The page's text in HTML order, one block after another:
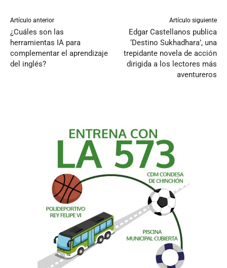
Artículo anterior
¿Cuáles son las
herramientas IA para
complementar el aprendizaje
del inglés?
Artículo siguiente
Edgar Castellanos publica
‘Destino Sukhadhara’, una
trepidante novela de acción
dirigida a los lectores más
aventureros